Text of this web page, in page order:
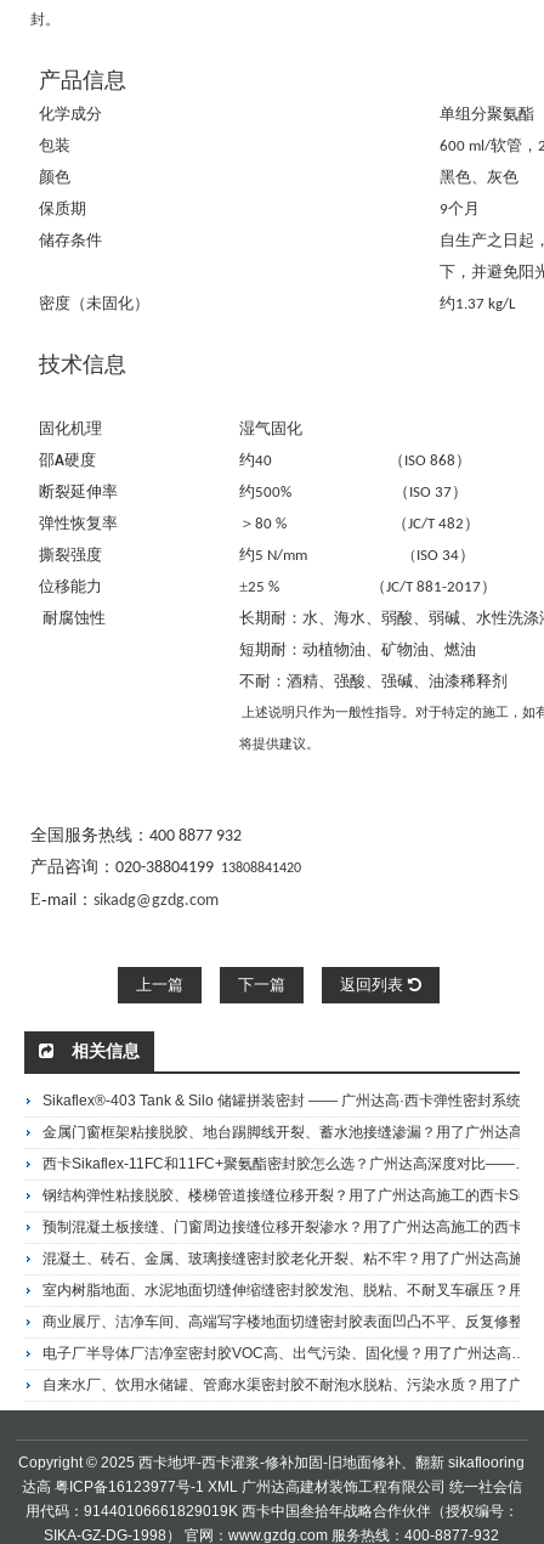
封。
产品信息
化学成分
单组分聚氨酯
包装
600 ml/软管，
颜色
黑色、灰色
保质期
9个月
储存条件
自生产之日起
下，并避免阳
密度（未固化）
约1.37 kg/L
技术信息
固化机理
湿气固化
邵A硬度 约40 （ ISO 868 ）
断裂延伸率
约500% （ ISO 37）
弹性恢复率
撕裂强度
位移能力
耐腐蚀性
＞ 80 % （JC/T 482 ）
约5 N/mm （ ISO 34）
±25 % （JC/T 881-2017）
长期耐：水、海水、弱酸、弱碱、水性洗涤
短期耐：动植物油、矿物油、燃油
不耐：酒精、强酸、强碱、油漆稀释剂
上述说明只作为一般性指导。对于特定的施工，如
将提供建议。
全国服务热线： 400 8877 932
产品咨询： 020-38804199 13808841420
E-mail ： sikadg@gzdg.com
上一篇 下一篇 返回列表
相关信息
西卡Sikaflex-11FC和11FC+聚氨酯密封胶怎么选？广州达高深度对比——港珠澳大桥人工岛地坪施工商Sikaflex 11FC+ 高性能聚氨酯密封粘接胶
电子厂半导体厂洁净室密封胶VOC高、出气污染、固化慢？用了广州达高施工的西卡Sikaflex-412的客户这样说——广州达高·西卡授权销售代理Sikaflex 412低挥发洁净室专用聚氨酯密封胶
Copyright © 2025 西卡地坪-西卡灌浆-修补加固-旧地面修补、翻新sikaflooring
达高 粤ICP备16123977号-1 XML广州达高建材装饰工程有限公司 统一社会信
用代码：91440106661829019K 西卡中国叁拾年战略合作伙伴（授权编号：
SIKA-GZ-DG-1998） 官网：www.gzdg.com 服务热线：400-8877-932